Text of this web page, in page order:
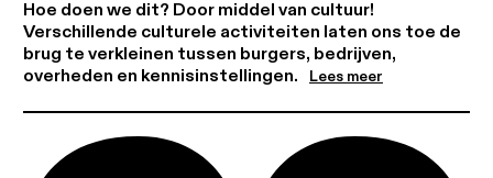
Hoe doen we dit? Door middel van cultuur!
Verschillende culturele activiteiten laten ons toe de
brug te verkleinen tussen burgers, bedrijven,
overheden en kennisinstellingen.
Lees meer